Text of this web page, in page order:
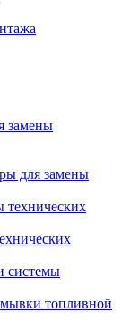
замены
для замены
технических
системы
топливной